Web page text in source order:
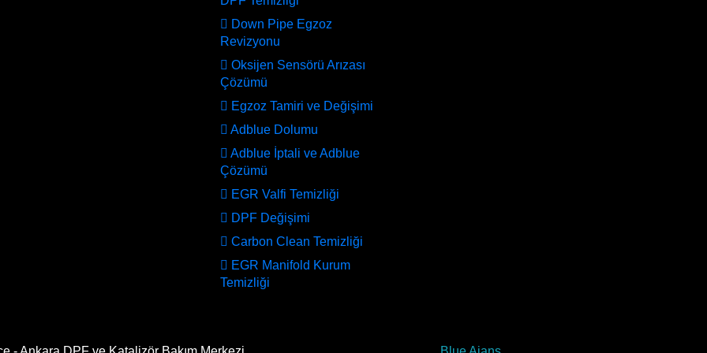
Down Pipe Egzoz
Revizyonu
Oksijen Sensörü Arızası
Çözümü
Egzoz Tamiri ve Değişimi
Adblue Dolumu
Adblue İptali ve Adblue
Çözümü
EGR Valfi Temizliği
DPF Değişimi
Carbon Clean Temizliği
EGR Manifold Kurum
Temizliği